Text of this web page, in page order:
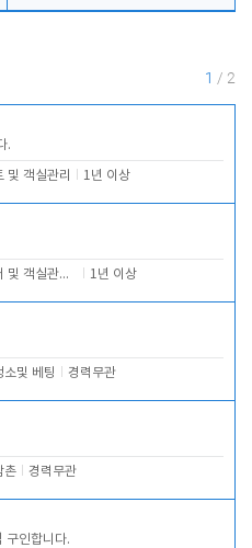
1 / 2
.
및 객실관리 1년 이상
카운터 및 객실관리 전반 1년 이상
소및 베팅 경력무관
촌 경력무관
구인합니다.